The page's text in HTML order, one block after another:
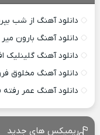
دانلود آهنگ از شب
دانلود آهنگ بارون
دانلود آهنگ گلینلیک
دانلود آهنگ مخلوق
دانلود آهنگ عمر رفته
ریمیکس های جدید